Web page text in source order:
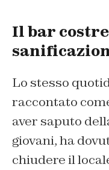
Il bar
Lo stesso
raccontato
aver saputo
giovani, ha
chiudere il